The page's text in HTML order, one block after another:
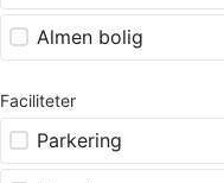
Almen bolig
Faciliteter
Parkering